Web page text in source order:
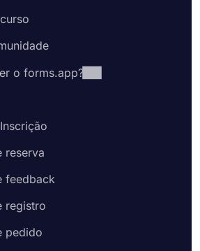
o forms.app?
reserva
feedback
registro
pedido